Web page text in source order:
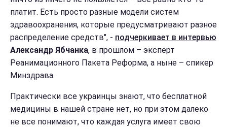
платит. Есть просто разные модели систем
здравоохранения, которые предусматривают разное
распределение средств", - подчеркивает в интервью
Александр Ябчанка, в прошлом – эксперт
Реанимационного Пакета Реформа, а ныне – спикер
Минздрава.
Практически все украинцы знают, что бесплатной
медицины в нашей стране нет, но при этом далеко
не все понимают, что каждая услуга имеет свою